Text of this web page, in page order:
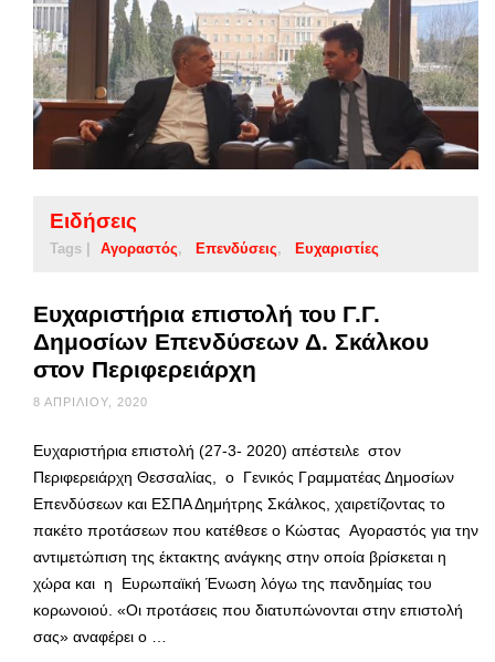
Ειδήσεις
Tags | Αγοραστός Επενδύσεις Ευχαριστίες
Ευχαριστήρια επιστολή του Γ.Γ.
Δημοσίων Επενδύσεων Δ. Σκάλκου
στον Περιφερειάρχη
8 ΑΠΡΙΛΊΟΥ, 2020
Ευχαριστήρια επιστολή (27-3- 2020) απέστειλε στον
Περιφερειάρχη Θεσσαλίας, ο Γενικός Γραμματέας Δημοσίων
Επενδύσεων και ΕΣΠΑ Δημήτρης Σκάλκος, χαιρετίζοντας το
πακέτο προτάσεων που κατέθεσε ο Κώστας Αγοραστός για την
αντιμετώπιση της έκτακτης ανάγκης στην οποία βρίσκεται η
χώρα και η Ευρωπαϊκή Ένωση λόγω της πανδημίας του
κορωνοιού. «Οι προτάσεις που διατυπώνονται στην επιστολή
σας» αναφέρει ο …